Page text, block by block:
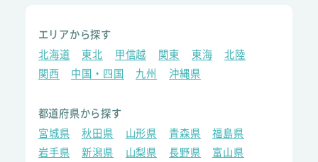
エリアから探す
北海道
東北 甲信越 関東 東海
北陸
関西
中国・四国 九州 沖縄県
都道府県から探す
宮城県
秋田県 山形県 青森県
福島県
岩手県
新潟県 山梨県 長野県
富山県